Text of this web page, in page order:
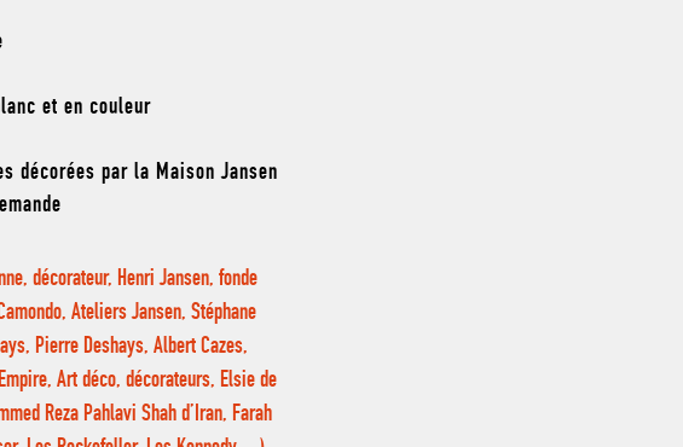
et en couleur
décorées par la Maison Jansen
décorateur, Henri Jansen, fonde
Ateliers Jansen, Stéphane
Pierre Deshays, Albert Cazes,
Art déco, décorateurs, Elsie de
Reza Pahlavi Shah d’Iran, Farah